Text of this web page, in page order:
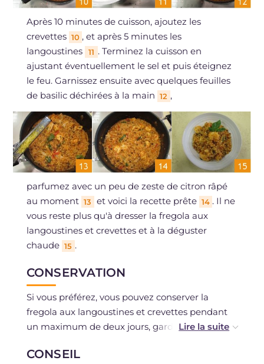
Après 10 minutes de cuisson, ajoutez les
crevettes 10 , et après 5 minutes les
langoustines
11 . Terminez la cuisson en
ajustant éventuellement le sel et puis éteignez
le feu. Garnissez ensuite avec quelques feuilles
de basilic déchirées à la main 12 ,
parfumez avec un peu de zeste de citron râpé
au moment 13 et voici la recette prête 14 . Il ne
vous reste plus qu'à dresser la fregola aux
langoustines et crevettes et à la déguster
chaude 15 .
CONSERVATION
Si vous préférez, vous pouvez conserver la
fregola aux langoustines et crevettes pendant
un maximum de deux jours, gardez-la au
Si nécessaire, elle peut également être
CONSEIL